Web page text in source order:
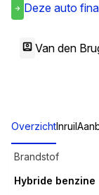
Deze auto
Van den
OverzichtInruil
Brandstof
Hybride benzine